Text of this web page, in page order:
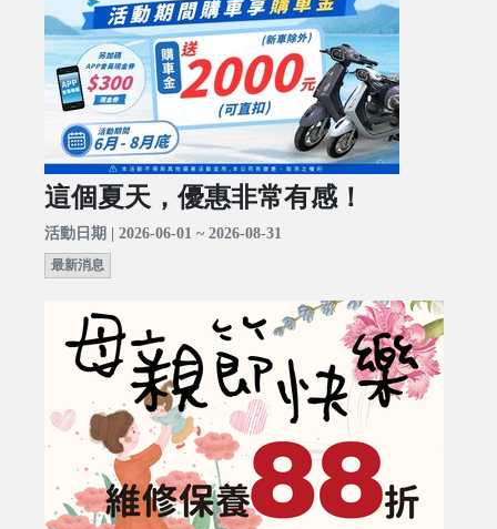
這個夏天，優惠非常有感！
活動日期 | 2026-06-01 ~ 2026-08-31
最新消息